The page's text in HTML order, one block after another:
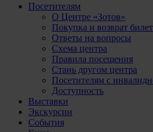
Посетителям
О Центре «Зотов»
Покупка и возврат
Ответы на вопросы
Схема центра
Правила посещения
Стань другом центра
Посетителям с
Доступность
Выставки
Экскурсии
События